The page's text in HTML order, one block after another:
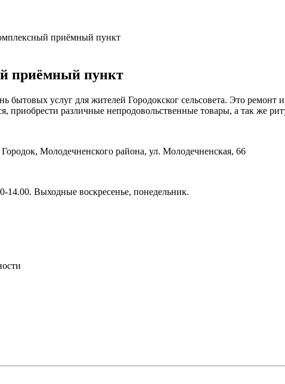
приёмный пункт
приёмный пункт
бытовых услуг для жителей Городокског сельсовета. Это
приобрести различные непродовольственные товары, а так же
Молодечненского района, ул. Молодечненская, 66
14.00. Выходные воскресенье, понедельник.